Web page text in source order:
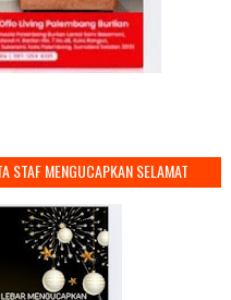
STAF MENGUCAPKAN SELAMAT